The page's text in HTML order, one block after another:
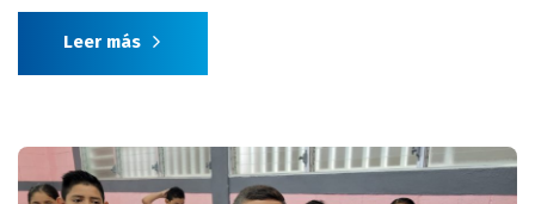
Leer más